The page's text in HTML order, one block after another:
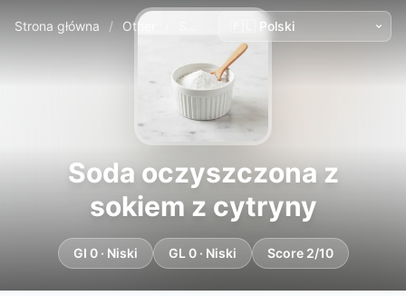
Strona główna / Other
Soda oczyszczona z
sokiem z cytryny
GI 0 · Niski GL 0 · Niski Score 2/10